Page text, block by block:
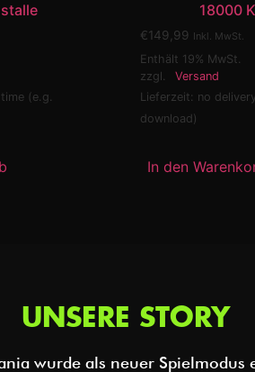
(e.g.
18000
€149,99 Inkl. MwSt.
Enthält 19% MwSt.
zzgl.
Versand
Lieferzeit: no
download)
In den
UNSERE STORY
wurde als neuer Spielmodus